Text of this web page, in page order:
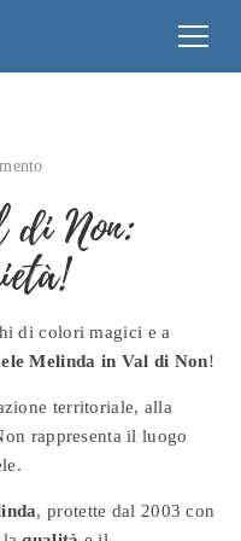
di Non:
di colori magici e a
Melinda in Val di Non!
territoriale, alla
rappresenta il luogo
, protette dal 2003 con